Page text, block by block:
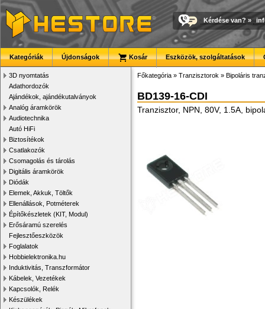
Kérdése van? »
Kategóriák Újdonságok Kosár Eszközök, szolgáltatások
3D nyomtatás
Adathordozók
Ajándékok, ajándékutalványok
Analóg áramkörök
Audiotechnika
Autó HiFi
Biztosítékok
Csatlakozók
Csomagolás és tárolás
Digitális áramkörök
Diódák
Elemek, Akkuk, Töltők
Ellenállások, Potméterek
Építőkészletek (KIT, Modul)
Erősáramú szerelés
Fejlesztőeszközök
Foglalatok
Hobbielektronika.hu
Induktivitás, Transzformátor
Kábelek, Vezetékek
Kapcsolók, Relék
Készülékek
Főkategória » Tranzisztorok » Bipoláris
BD139-16-CDI
Tranzisztor, NPN, 80V, 1.5A,